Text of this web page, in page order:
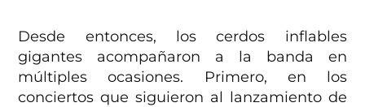
Desde entonces, los cerdos inflables
gigantes acompañaron a la banda en
múltiples ocasiones. Primero, en los
conciertos que siguieron al lanzamiento de